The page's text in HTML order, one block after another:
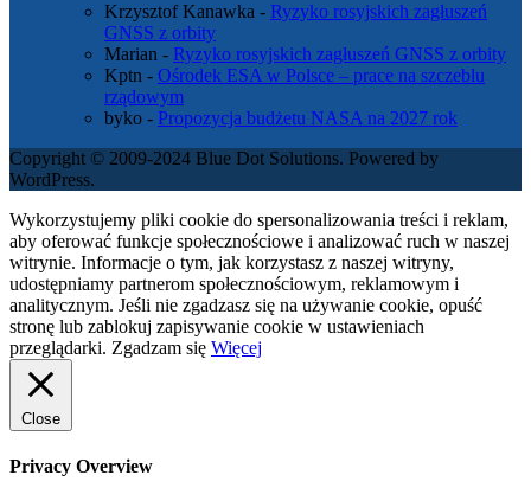
Krzysztof Kanawka - Ryzyko rosyjskich zagłuszeń
GNSS z orbity
Marian - Ryzyko rosyjskich zagłuszeń GNSS z orbity
Kptn - Ośrodek ESA w Polsce – prace na szczeblu
rządowym
byko - Propozycja budżetu NASA na 2027 rok
Copyright © 2009-2024 Blue Dot Solutions. Powered by
WordPress.
Wykorzystujemy pliki cookie do spersonalizowania treści i reklam,
aby oferować funkcje społecznościowe i analizować ruch w naszej
witrynie. Informacje o tym, jak korzystasz z naszej witryny,
udostępniamy partnerom społecznościowym, reklamowym i
analitycznym. Jeśli nie zgadzasz się na używanie cookie, opuść
stronę lub zablokuj zapisywanie cookie w ustawieniach
przeglądarki. Zgadzam się Więcej
Close
Privacy Overview